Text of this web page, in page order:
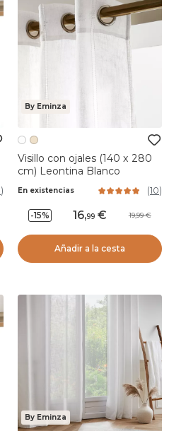
)
By Eminza
Visillo con ojales (140 x 280
cm) Leontina Blanco
En existencias (10)
-15% 16,99 19,99
Añadir a la cesta
By Eminza